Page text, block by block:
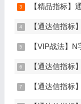
【精品指标】通达信【2025
【通达信指标
【VIP战法】N字反
【通达信指标】鹰
【通达信指标】主力